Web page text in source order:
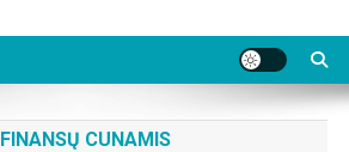
FINANSŲ CUNAMIS